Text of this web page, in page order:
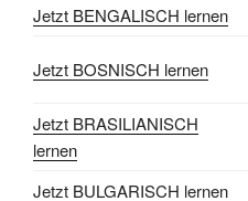
Jetzt BENGALISCH lernen
Jetzt BOSNISCH lernen
Jetzt BRASILIANISCH
lernen
Jetzt BULGARISCH lernen